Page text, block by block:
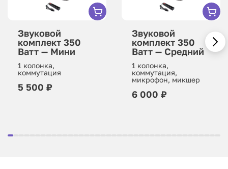
Звуковой
комплект 350
Ватт — Мини
1 колонка,
коммутация
5 500 ₽
Звуковой
комплект 350
Ватт — Средний
1 колонка,
коммутация,
микрофон, микшер
6 000 ₽